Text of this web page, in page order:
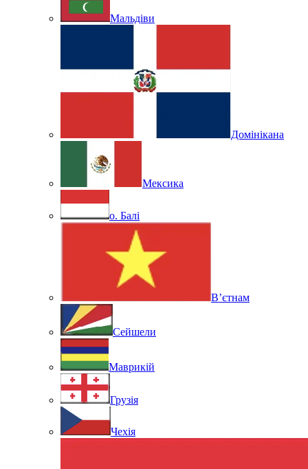
Мальдіви
Домінікана
Мексика
о. Балі
В’єтнам
Сейшели
Маврикій
Грузія
Чехія